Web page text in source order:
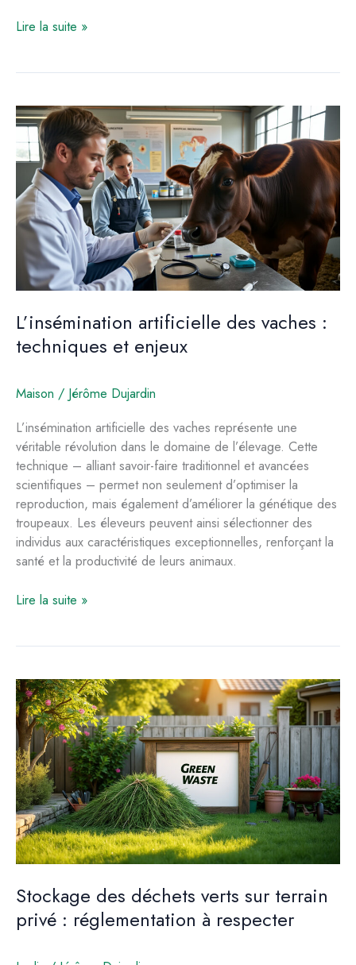
Les
:
réalité
ou
mythe
Lire la suite »
L’insémination artificielle des vaches :
techniques et enjeux
Maison / Jérôme Dujardin
L’insémination artificielle des vaches représente une
véritable révolution dans le domaine de l’élevage. Cette
technique – alliant savoir-faire traditionnel et avancées
scientifiques – permet non seulement d’optimiser la
reproduction, mais également d’améliorer la génétique des
troupeaux. Les éleveurs peuvent ainsi sélectionner des
individus aux caractéristiques exceptionnelles, renforçant la
santé et la productivité de leurs animaux.
L’insémination
:
techniques
et
enjeux
Lire la suite »
Stockage des déchets verts sur terrain
privé : réglementation à respecter